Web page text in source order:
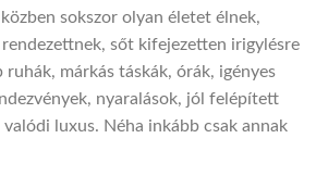
sokszor olyan életet élnek,
sőt kifejezetten irigylésre
márkás táskák, órák, igényes
nyaralások, jól felépített
luxus. Néha inkább csak annak